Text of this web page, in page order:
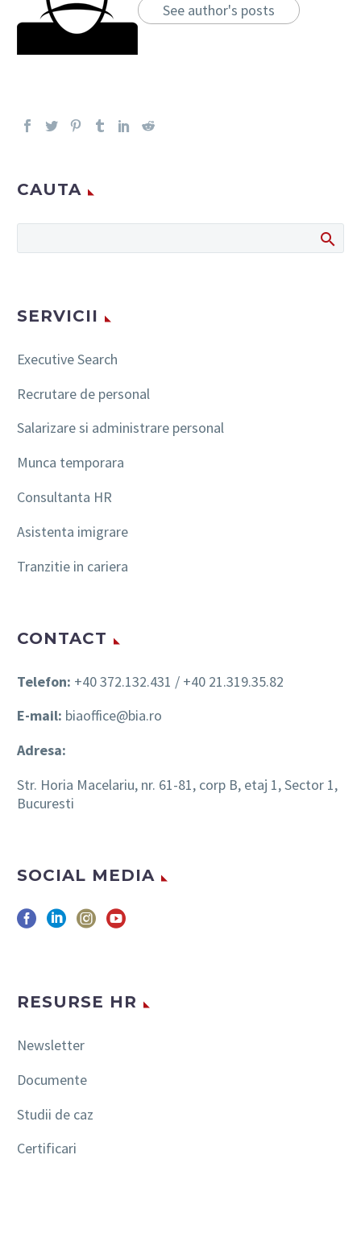
See author's posts
CAUTA
SERVICII
Executive Search
Recrutare de personal
Salarizare si administrare personal
Munca temporara
Consultanta HR
Asistenta imigrare
Tranzitie in cariera
CONTACT
Telefon: +40 372.132.431 / +40 21.319.35.82
E-mail: biaoffice@bia.ro
Adresa:
Str. Horia Macelariu, nr. 61-81, corp B, etaj 1, Sector 1,
Bucuresti
SOCIAL MEDIA
RESURSE HR
Newsletter
Documente
Studii de caz
Certificari